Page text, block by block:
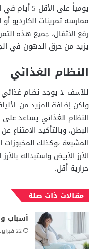
يومياً على
ممارسة تمرينات الكارديو
رفع الأثقال، جميع هذه
يزيد من حرق الدهون في
النظام الغذائي
للأسف لا يوجد نظام
ولكن إضافة المزيد من
النظام الغذائي يساعد
البطن، وبالتأكيد الامتناع
المشبعة ،وكذلك
الأرز الأبيض واستبداله
حرارية أقل.
مقالات ذات صلة
أسباب
22 فبراير، 2021